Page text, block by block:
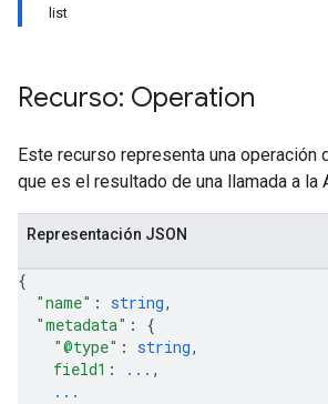
list
Recurso: Operation
Este recurso representa una operación
que es el resultado de una llamada a la
Representación JSON
{
"name" : string,
"metadata" : {
"@type" : string,
field1 : ... ,
...